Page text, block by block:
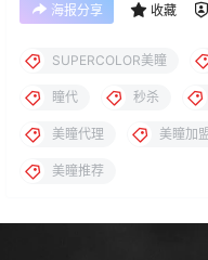
海报分享 收藏
SUPERCOLOR美瞳
瞳代 秒杀
美瞳代理 美瞳加
美瞳推荐